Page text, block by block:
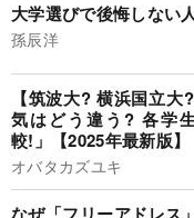
大学選びで後悔しない
孫辰洋
【筑波大? 横浜国立
気はどう違う? 各学
較!」【2025年最新版】
オバタカズユキ